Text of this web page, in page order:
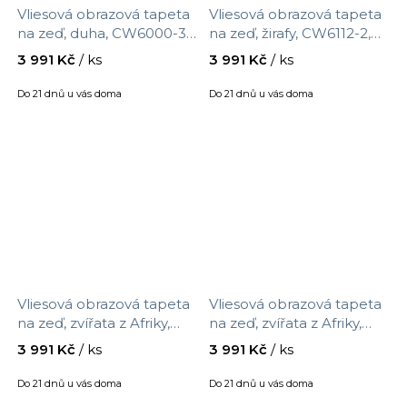
Vliesová obrazová tapeta
na zeď, duha, CW6000-3,
Cute Walls, Decoprint,
velikost 2,12 x 2,8 m
Do 21 dnů u vás doma
3 991 Kč / ks
Vliesová obrazová tapeta
na zeď, žirafy, CW6112-2,
Cute Walls, Decoprint,
velikost 2,12 x 2,8 m
Do 21 dnů u vás doma
3 991 Kč / ks
Vliesová obrazová tapeta
na zeď, zvířata z Afriky,
CW6113-2, Cute Walls,
Decoprint, velikost 2,12 x
2,8 m
Do 21 dnů u vás doma
3 991 Kč / ks
Vliesová obrazová tapeta
na zeď, zvířata z Afriky,
CW6114-2, Cute Walls,
Decoprint, velikost 2,12 x
2,8 m
Do 21 dnů u vás doma
3 991 Kč / ks